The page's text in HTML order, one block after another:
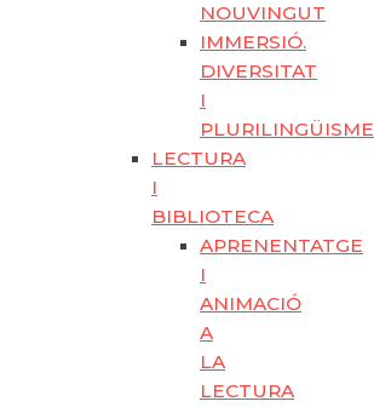
NOUVINGUT
IMMERSIÓ.
DIVERSITAT
I
PLURILINGÜISME
LECTURA
I
BIBLIOTECA
APRENENTATGE
I
ANIMACIÓ
A
LA
LECTURA